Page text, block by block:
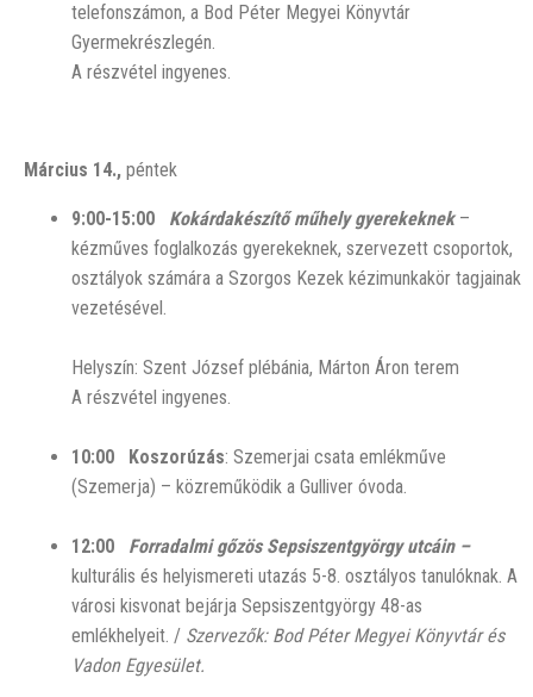
telefonszámon, a Bod Péter Megyei Könyvtár
Gyermekrészlegén.
A részvétel ingyenes.
Március 14., péntek
9:00-15:00 Kokárdakészítő műhely gyerekeknek –
kézműves foglalkozás gyerekeknek, szervezett csoportok,
osztályok számára a Szorgos Kezek kézimunkakör tagjainak
vezetésével.
Helyszín: Szent József plébánia, Márton Áron terem
A részvétel ingyenes.
10:00 Koszorúzás: Szemerjai csata emlékműve
(Szemerja) – közreműködik a Gulliver óvoda.
12:00
Forradalmi gőzös Sepsiszentgyörgy utcáin –
kulturális és helyismereti utazás 5-8. osztályos tanulóknak. A
városi kisvonat bejárja Sepsiszentgyörgy 48-as
emlékhelyeit. / Szervezők: Bod Péter Megyei Könyvtár és
Vadon Egyesület.